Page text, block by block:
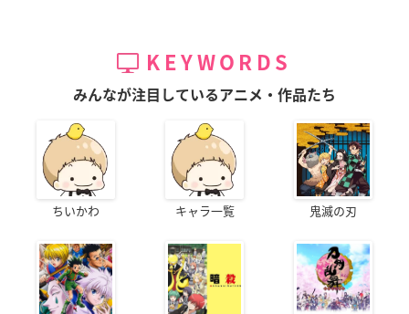
KEYWORDS
みんなが注目しているアニメ・作品たち
ちいかわ キャラ一覧 鬼滅の刃